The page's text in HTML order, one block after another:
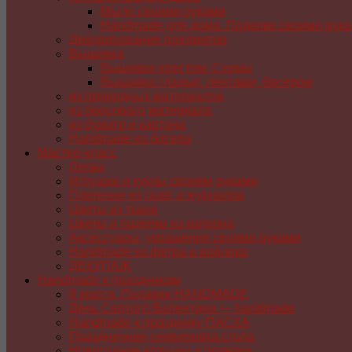
Мыло своими руками
Handmade для дома. Поделки своими
Декорирование предметов
Вышивка
Вышивка крестом. Схемы
Вышивка гладью, лентами, бисером
из природных материалов
из бросового материала
из бумаги и картона
Handmade из бисера
Мастер-класс
Лепка
Игрушки и куклы своими руками
Плетение из газет и журналов
Цветы из ткани
Цветы и поделки из капрона
Аксессуары, украшения своими руками
Handmade из фетра и войлока
ДЕКУПАЖ
Handmade к праздникам
8 марта. Подарки HANDMADE
День Святого Валентина — handmade
Handmade к празднику ПАСХA
Праздничная сервировка стола